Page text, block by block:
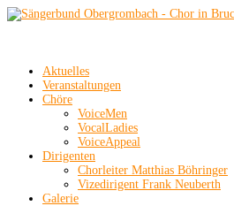
Aktuelles
Veranstaltungen
Chöre
VoiceMen
VocalLadies
VoiceAppeal
Dirigenten
Chorleiter Matthias Böhringer
Vizedirigent Frank Neuberth
Galerie